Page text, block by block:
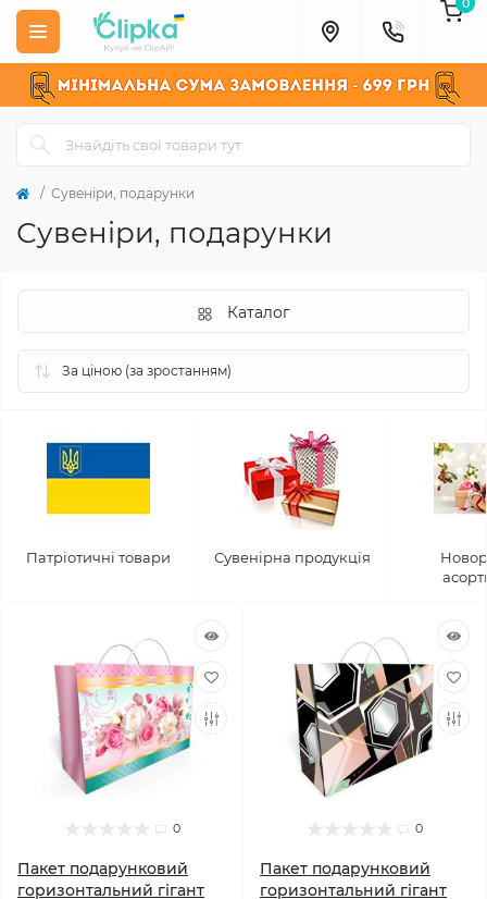
Сувеніри, подарунки
Сувеніри, подарунки
Каталог
Патріотичні товари Сувенірна продукція
0
Пакет подарунковий
горизонтальний гігант
0
Пакет подарунковий
горизонтальний гігант